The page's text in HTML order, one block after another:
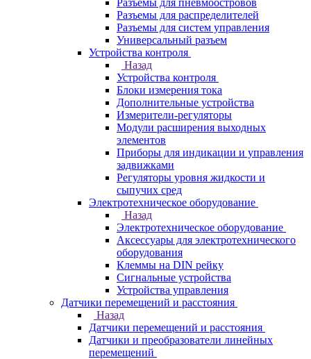
Разъемы для пневмоостровов
Разъемы для распределителей
Разъемы для систем управления
Универсальный разъем
Устройства контроля
Назад
Устройства контроля
Блоки измерения тока
Дополнительные устройства
Измерители-регуляторы
Модули расширения выходных
элементов
Приборы для индикации и управления
задвижками
Регуляторы уровня жидкости и
сыпучих сред
Электротехническое оборудование
Назад
Электротехническое оборудование
Аксессуары для электротехнического
оборудования
Клеммы на DIN рейку
Сигнальные устройства
Устройства управления
Датчики перемещений и расстояния
Назад
Датчики перемещений и расстояния
Датчики и преобразователи линейных
перемещений